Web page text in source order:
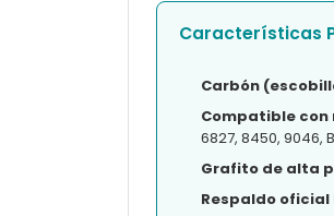
Características
Carbón
Compatible con
6827, 8450, 9046,
Grafito de alta
Respaldo